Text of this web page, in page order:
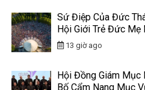
Sứ Điệp Của Đức
Hội Giới Trẻ Đức Mẹ
13 giờ ago
Hội Đồng Giám Mục
Bố Cẩm Nang Mục